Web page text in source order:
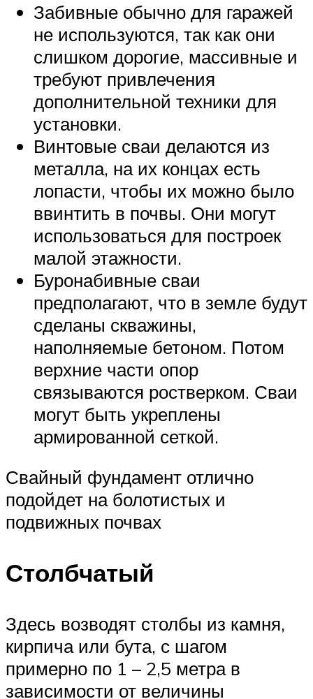
Забивные обычно для гаражей
не используются, так как они
слишком дорогие, массивные и
требуют привлечения
дополнительной техники для
установки.
Винтовые сваи делаются из
металла, на их концах есть
лопасти, чтобы их можно было
ввинтить в почвы. Они могут
использоваться для построек
малой этажности.
Буронабивные сваи
предполагают, что в земле будут
сделаны скважины,
наполняемые бетоном. Потом
верхние части опор
связываются ростверком. Сваи
могут быть укреплены
армированной сеткой.
Свайный фундамент отлично
подойдет на болотистых и
подвижных почвах
Столбчатый
Здесь возводят столбы из камня,
кирпича или бута, с шагом
примерно по 1 – 2,5 метра в
зависимости от величины